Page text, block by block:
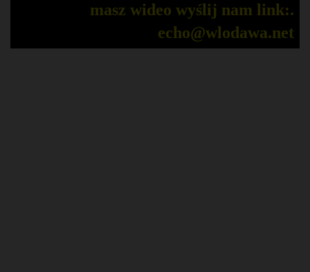
masz wideo wyślij nam link:.
echo@wlodawa.net